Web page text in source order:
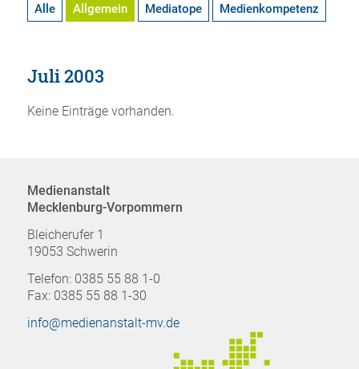
Alle Allgemein Mediatope Medienkompetenz
Juli 2003
Keine Einträge vorhanden.
Medienanstalt
Mecklenburg-Vorpommern
Bleicherufer 1
19053 Schwerin
Telefon: 0385 55 88 1-0
Fax: 0385 55 88 1-30
info@medienanstalt-mv.de